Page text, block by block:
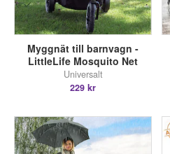
Myggnät till barnvagn -
LittleLife Mosquito Net
Universalt
229 kr